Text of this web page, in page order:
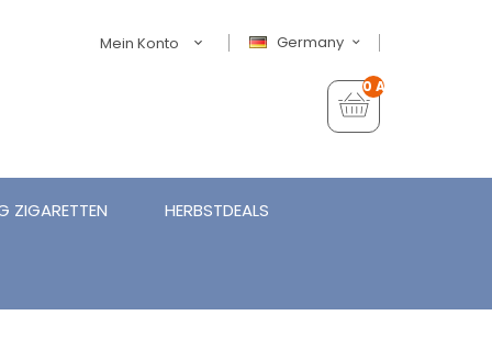
Germany
Mein Konto
0 Artikel - €0,00
ZIGARETTEN HERBSTDEALS